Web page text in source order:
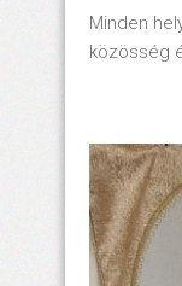
Minden
közösség